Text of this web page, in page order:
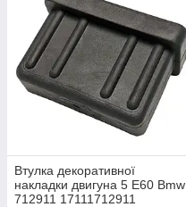
Втулка декоративної
накладки двигуна 5 E60 Bmw
712911 17111712911